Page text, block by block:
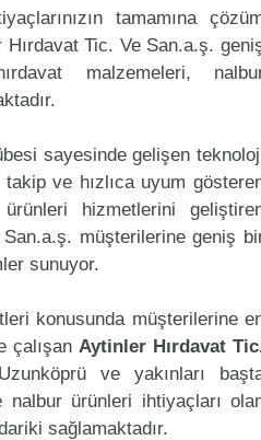
tamamına
Hırdavat Tic. Ve San.a.ş.
malzemeleri,
sayesinde gelişen
ve hızlıca uyum
hizmetlerini
müşterilerine geniş
sunuyor.
konusunda müşterilerine
çalışan Aytinler Hırdavat
ve yakınları
nalbur ürünleri ihtiyaçları
sağlamaktadır.